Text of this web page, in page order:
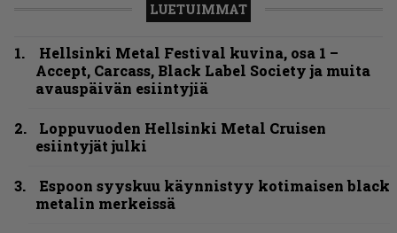
LUETUIMMAT
Hellsinki Metal Festival kuvina, osa 1 –
Accept, Carcass, Black Label Society ja muita
avauspäivän esiintyjiä
Loppuvuoden Hellsinki Metal Cruisen
esiintyjät julki
Espoon syyskuu käynnistyy kotimaisen black
metalin merkeissä